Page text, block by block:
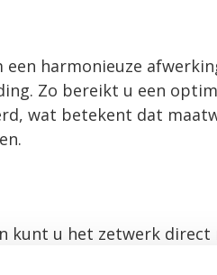
harmonieuze
Zo bereikt u een
wat betekent dat
kunt u het zetwerk
dan contact op met